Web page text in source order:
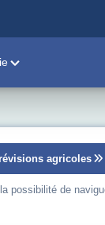
agricoles
possibilité de